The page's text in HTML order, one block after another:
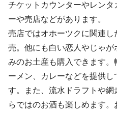
チケットカウンターやレン
ーや売店などがあります。
売店ではオホーツクに関連
売。他にも白い恋人やじゃ
みのお土産も購入できます
ーメン、カレーなどを提供
す。また、流水ドラフトや
らではのお酒も楽しめます